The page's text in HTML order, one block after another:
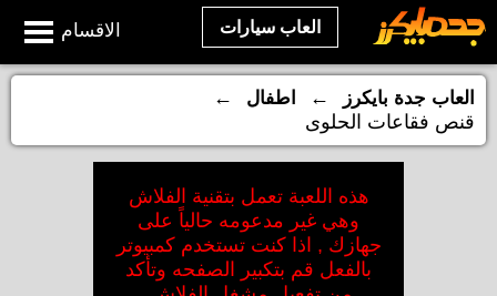
الاقسام العاب سيارات
العاب جدة بايكرز ← اطفال
←
قنص فقاعات الحلوى
هذه اللعبة تعمل بتقنية الفلاش
وهي غير مدعومه حالياً على
جهازك , اذا كنت تستخدم كمبيوتر
بالفعل قم بتكبير الصفحه وتأكد